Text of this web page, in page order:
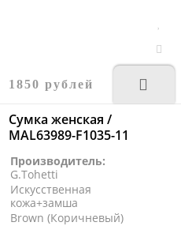
1850 рублей
Сумка женская /
MAL63989-F1035-11
Производитель:
G.Tohetti
Искусственная
кожа+замша
Brown (Коричневый)